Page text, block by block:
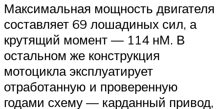
Максимальная мощность двигателя
составляет 69 лошадиных сил, а
крутящий момент — 114 нМ. В
остальном же конструкция
мотоцикла эксплуатирует
отработанную и проверенную
годами схему — карданный привод,